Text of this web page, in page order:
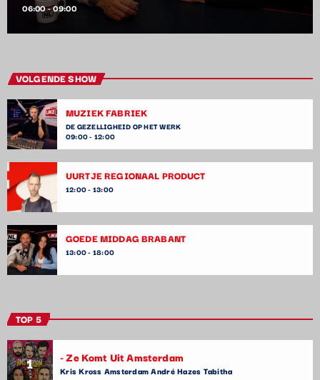
06:00 - 09:00
VOLGENDE SHOW
MUZIEK FABRIEK
DE GEZELLIGHEID OP HET WERK
09:00 - 12:00
UURTJE REGIONAAL PRODUCT
12:00 - 13:00
GOEDE MIDDAG BRABANT
13:00 - 18:00
TOP 5
1 - Ze Komt Uit Amsterdam
Kris Kross Amsterdam André Hazes Tabitha